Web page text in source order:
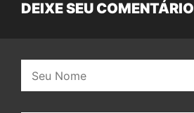
DEIXE SEU COMENTÁRIO